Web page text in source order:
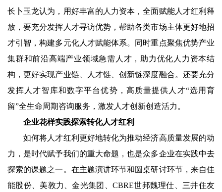
长卜玉龙认为，用好丰富的人力资本，全面赋能人才红利释
放，要充分发挥人才寻访优势，帮助各类市场主体更好地招
才引智，构建多元化人才赋能体系。同时重点聚焦优势产业
集群和前沿高端产业领域急需人才，助力优化人力资本结
构，更好实现产业链、人才链、创新链深度融合。还要充分
发挥人才智库和数字平台优势，高质量提供人才“选用育
留”全生命周期咨询服务，激发人才创新创造活力。
企业花样实践探索转化人才红利
如何将人才红利更好地转化为推动经济高质量发展的动
力，是时代赋予我们的重大命题，也是众多企业在实践中去
探索的课题之一。在主题演讲环节和圆桌研讨环节，来自佳
能股份、美敦力、金光集团、CBRE世邦魏理仕、三井住友